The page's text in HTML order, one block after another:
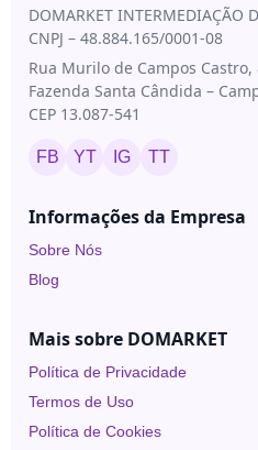
Neauvia
Rennova
Revanesse
Toskani
Skin
Toxinas
DOMARKET INTERMEDIAÇÃO
CNPJ – 48.884.165/0001-08
Rua Murilo de Campos Castro,
Fazenda Santa Cândida –
CEP 13.087-541
FB YT IG TT
Informações da Empresa
Sobre Nós
Blog
Mais sobre DOMARKET
Política de Privacidade
Termos de Uso
Política de Cookies